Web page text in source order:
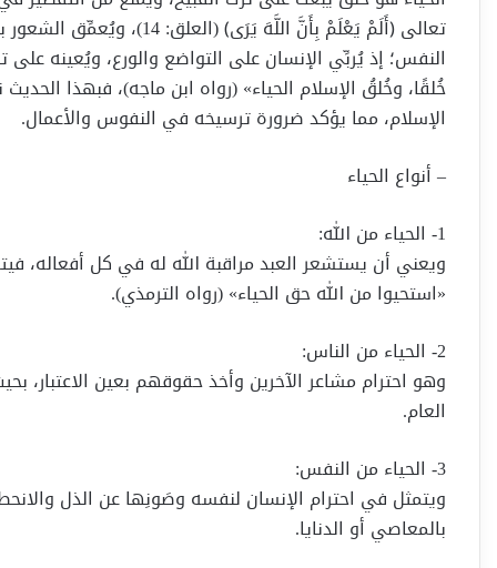
تعالى ﴿أَلَمْ يَعْلَمْ بِأَنَّ اللَّهَ
النفس؛ إذ يُربِّي الإنسان على التواضع والورع، ويُعينه
خُلقًا، وخُلقُ الإسلام الحياء» (رواه ابن ماجه)، فبهذا
الإسلام، مما يؤكد ضرورة ترسيخه في النفوس والأعمال.
– أنواع الحياء
1- الحياء من الله:
ويعني أن يستشعر العبد مراقبة الله له في كل أفعاله،
«استحيوا من الله حق الحياء» (رواه الترمذي).
2- الحياء من الناس:
وهو احترام مشاعر الآخرين وأخذ حقوقهم بعين الاعتبار،
العام.
3- الحياء من النفس:
ويتمثل في احترام الإنسان لنفسه وصَونِها عن الذل
بالمعاصي أو الدنايا.